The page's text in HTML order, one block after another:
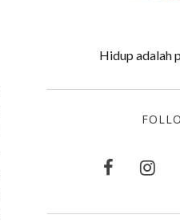
Hidup adalah